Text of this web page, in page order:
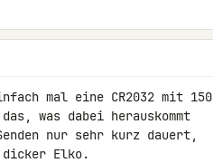
mal eine CR2032 mit 150
was dabei herauskommt
nur sehr kurz dauert,
Elko.